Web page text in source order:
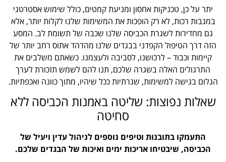
יתר על כן, טכניקות אחסון ומניעת קמטים, כולל שימוש אסטרטגי
במגבות רכות, לא רק הופכות את המשימות שלנו לקלות יותר, אלא
גם מחדירות לשגרת הכביסה שלנו שכבה של תשומת לב. המסע
הזה דרך הטיפול הקפדני בבגדים שלנו מהדהד אתוס רחב יותר של
קיימות וכבוד – לרכושנו, לסביבה ולעצמנו. כשאתם משלבים את
התרגולים האלה בשגרה שלכם, תנו להם לשמש תזכורת לערך
הגלום בגישה למשימות, שגרתיות ככל שיהיו, מתוך כוונה ואכפתיות.
שאלות נפוצות: שליטה באמנות הכביסה ללא
סחיטה
התעמקו בתובנות וטיפים נוספים לניהול עדין ויעיל של
הכביסה, שיבטיחו אריכות ימים ואיכות של הבגדים שלכם.